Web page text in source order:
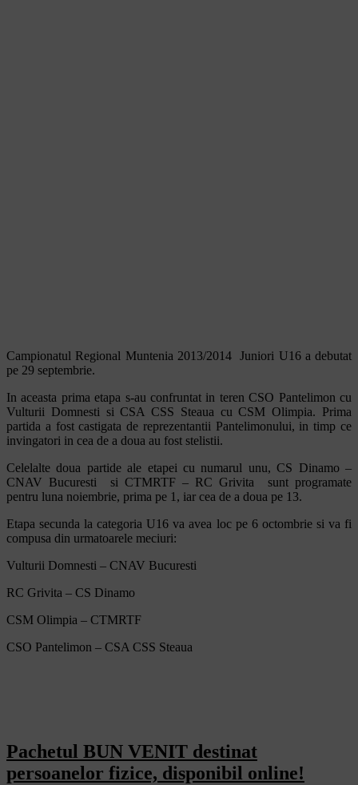
Campionatul Regional Muntenia 2013/2014 Juniori U16 a debutat
pe 29 septembrie.
In aceasta prima etapa s-au confruntat in teren CSO Pantelimon cu
Vulturii Domnesti si CSA CSS Steaua cu CSM Olimpia. Prima
partida a fost castigata de reprezentantii Pantelimonului, in timp ce
invingatori in cea de a doua au fost stelistii.
Celelalte doua partide ale etapei cu numarul unu, CS Dinamo –
CNAV Bucuresti si CTMRTF – RC Grivita sunt programate
pentru luna noiembrie, prima pe 1, iar cea de a doua pe 13.
Etapa secunda la categoria U16 va avea loc pe 6 octombrie si va fi
compusa din urmatoarele meciuri:
Vulturii Domnesti – CNAV Bucuresti
RC Grivita – CS Dinamo
CSM Olimpia – CTMRTF
CSO Pantelimon – CSA CSS Steaua
Pachetul BUN VENIT destinat
persoanelor fizice, disponibil online!